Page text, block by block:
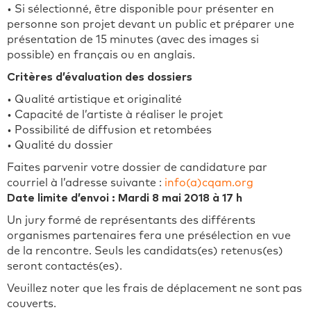
• Si sélectionné, être disponible pour présenter en
personne son projet devant un public et préparer une
présentation de 15 minutes (avec des images si
possible) en français ou en anglais.
Critères d’évaluation des dossiers
• Qualité artistique et originalité
• Capacité de l’artiste à réaliser le projet
• Possibilité de diffusion et retombées
• Qualité du dossier
Faites parvenir votre dossier de candidature par
courriel à l’adresse suivante : info(a)cqam.org
Date limite d’envoi : Mardi 8 mai 2018 à 17 h
Un jury formé de représentants des différents
organismes partenaires fera une présélection en vue
de la rencontre. Seuls les candidats(es) retenus(es)
seront contactés(es).
Veuillez noter que les frais de déplacement ne sont pas
couverts.